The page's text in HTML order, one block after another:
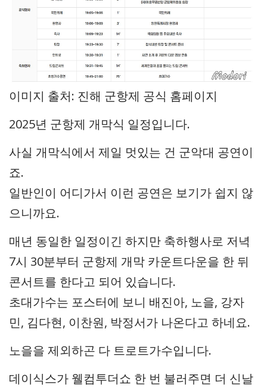
이미지 출처: 진해 군항제 공식 홈페이지
2025년 군항제 개막식 일정입니다.
사실 개막식에서 제일 멋있는 건 군악대 공연이
죠.
일반인이 어디가서 이런 공연은 보기가 쉽지 않
으니까요.
매년 동일한 일정이긴 하지만 축하행사로 저녁
7시 30분부터 군항제 개막 카운트다운을 한 뒤
콘서트를 한다고 되어 있습니다.
초대가수는 포스터에 보니 배진아, 노을, 강자
민, 김다현, 이찬원, 박정서가 나온다고 하네요.
노을을 제외하곤 다 트로트가수입니다.
데이식스가 웰컴투더쇼 한 번 불러주면 더 신날